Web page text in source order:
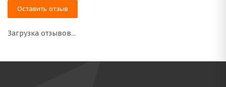
Оставить отзыв
Загрузка отзывов...